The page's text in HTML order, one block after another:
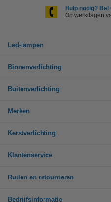
Hulp nodig? Bel
Op werkdagen
Led-lampen
Binnenverlichting
Buitenverlichting
Merken
Kerstverlichting
Klantenservice
Ruilen en retourneren
Bedrijfsinformatie